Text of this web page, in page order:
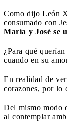
Como dijo León
consumado con
María y José se
¿Para qué
cuando en su
En realidad de
corazones, por lo
Del mismo modo
al contemplar